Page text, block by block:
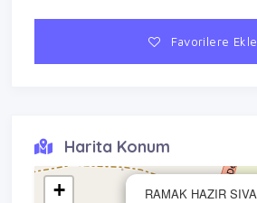
Favorilere Ekle
Harita Konum
RAMAK HAZIR SIVA
+